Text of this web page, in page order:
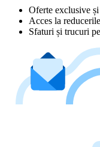
Oferte exclusive
Acces la
Sfaturi și trucuri